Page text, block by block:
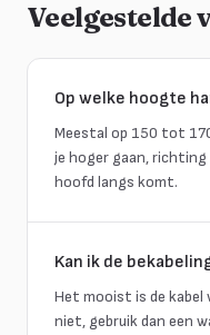
Veelgestelde
Op welke hoogte
Meestal op 150 tot
je hoger gaan,
hoofd langs komt.
Kan ik de
Het mooist is de kabel
niet, gebruik dan een